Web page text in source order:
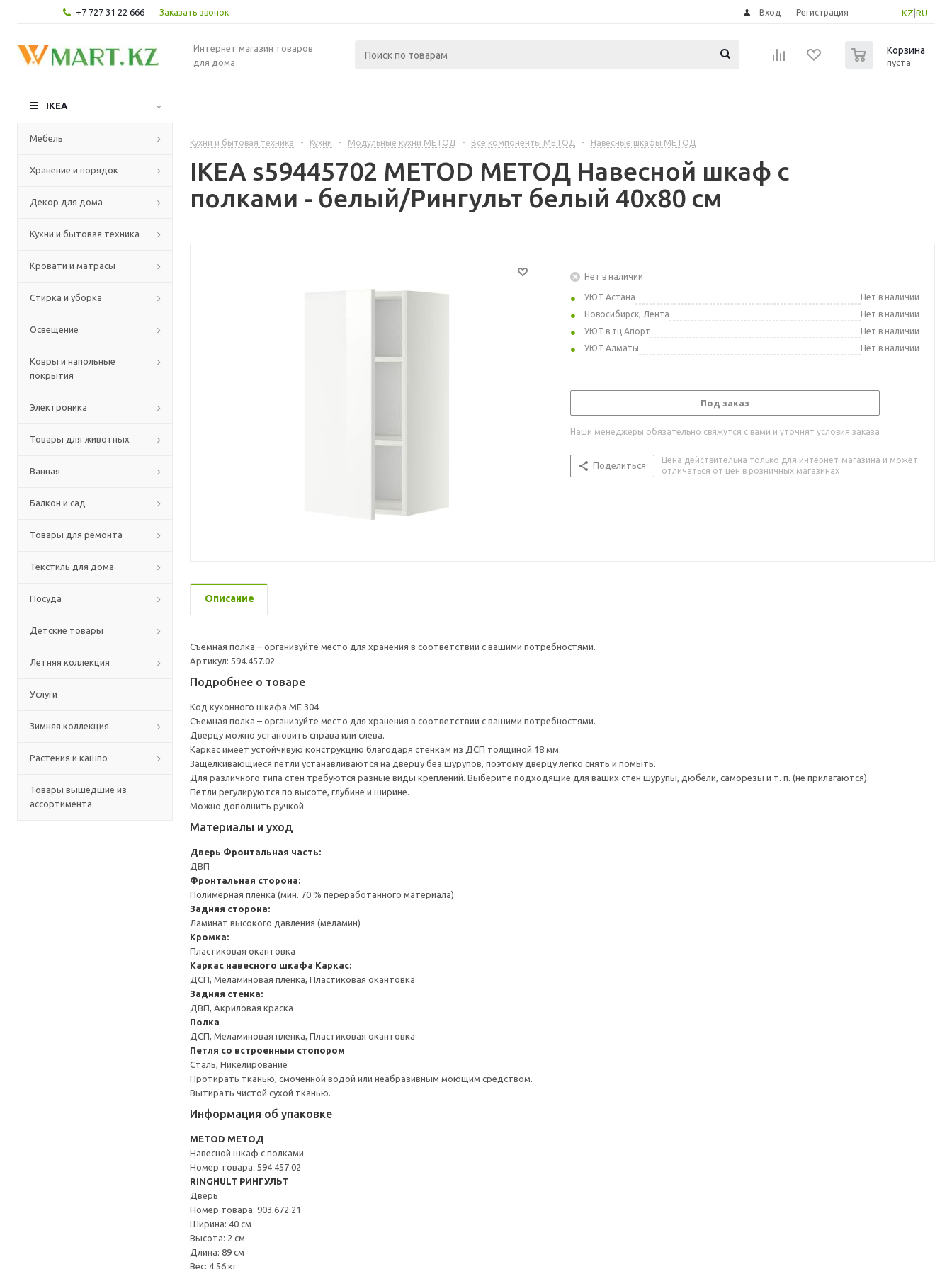
+7 727 31 22 666 Заказать звонок KZ RU
Вход Регистрация
Интернет магазин товаров
для дома
Корзина
пуста
IKEA
Мебель
Хранение и порядок
Декор для дома
Кухни и бытовая техника
Кровати и матрасы
Стирка и уборка
Освещение
Ковры и напольные
покрытия
Электроника
Товары для животных
Ванная
Балкон и сад
Товары для ремонта
Текстиль для дома
Посуда
Детские товары
Летняя коллекция
Услуги
Зимняя коллекция
Растения и кашпо
Товары вышедшие из
ассортимента
Кухни и бытовая техника - Кухни - Модульные кухни МЕТОД - Все компоненты МЕТОД - Навесные шкафы МЕТОД
IKEA s59445702 METOD МЕТОД Навесной шкаф с
полками - белый/Рингульт белый 40x80 см
Нет в наличии
УЮТ Астана
Нет в наличии
Новосибирск, Лента
Нет в наличии
УЮТ в тц Апорт
Нет в наличии
УЮТ Алматы
Нет в наличии
Под заказ
Наши менеджеры обязательно свяжутся с вами и уточнят условия заказа
Поделиться
Цена действительна только для интернет-магазина и может
отличаться от цен в розничных магазинах
Описание
Съемная полка – организуйте место для хранения в соответствии с вашими потребностями.
Артикул: 594.457.02
Подробнее о товаре
Код кухонного шкафа ME 304
Съемная полка – организуйте место для хранения в соответствии с вашими потребностями.
Дверцу можно установить справа или слева.
Каркас имеет устойчивую конструкцию благодаря стенкам из ДСП толщиной 18 мм.
Защелкивающиеся петли устанавливаются на дверцу без шурупов, поэтому дверцу легко снять и помыть.
Для различного типа стен требуются разные виды креплений. Выберите подходящие для ваших стен шурупы, дюбели, саморезы и т. п. (не прилагаются).
Петли регулируются по высоте, глубине и ширине.
Можно дополнить ручкой.
Материалы и уход
Дверь Фронтальная часть:
ДВП
Фронтальная сторона:
Полимерная пленка (мин. 70 % переработанного материала)
Задняя сторона:
Ламинат высокого давления (меламин)
Кромка:
Пластиковая окантовка
Каркас навесного шкафа Каркас:
ДСП, Меламиновая пленка, Пластиковая окантовка
Задняя стенка:
ДВП, Акриловая краска
Полка
ДСП, Меламиновая пленка, Пластиковая окантовка
Петля со встроенным стопором
Сталь, Никелирование
Протирать тканью, смоченной водой или неабразивным моющим средством.
Вытирать чистой сухой тканью.
Информация об упаковке
METOD МЕТОД
Навесной шкаф с полками
Номер товара: 594.457.02
RINGHULT РИНГУЛЬТ
Дверь
Номер товара: 903.672.21
Ширина: 40 см
Высота: 2 см
Длина: 89 см
Вес: 4.56 кг